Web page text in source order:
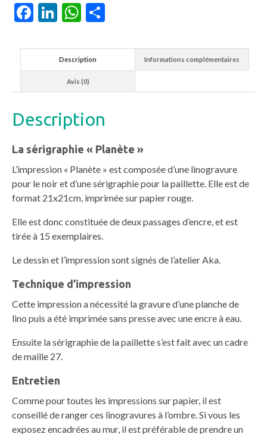
Facebook
LinkedIn
WhatsApp
Description Informations complémentaires
Avis (0)
Description
La sérigraphie « Planète »
L’impression « Planète » est composée d’une linogravure
pour le noir et d’une sérigraphie pour la paillette. Elle est de
format 21x21cm, imprimée sur papier rouge.
Elle est donc constituée de deux passages d’encre, et est
tirée à 15 exemplaires.
Le dessin et l’impression sont signés de l’atelier Aka.
Technique d’impression
Cette impression a nécessité la gravure d’une planche de
lino puis a été imprimée sans presse avec une encre à eau.
Ensuite la sérigraphie de la paillette s’est fait avec un cadre
de maille 27.
Entretien
Comme pour toutes les impressions sur papier, il est
conseillé de ranger ces linogravures à l’ombre. Si vous les
exposez encadrées au mur, il est préférable de prendre un